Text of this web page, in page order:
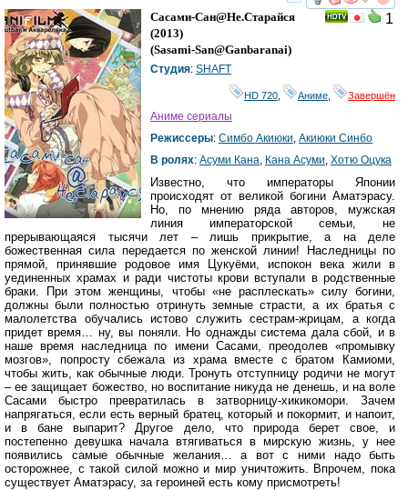
смотреть
1
Сасами-Сан@Не.старайся
(2013)
(Sasami-San@Ganbaranai)
Студия: SHAFT
HD 720 Аниме Завершён
Аниме сериалы
Режиссеры: Симбо Акиюки Акиюки Синбо
В ролях: Асуми Кана Кана Асуми Хотю Оцука
Известно, что императоры Японии
происходят от великой богини Аматэрасу.
Но, по мнению ряда авторов, мужская
линия императорской семьи, не
прерывающаяся тысячи лет – лишь прикрытие, а на деле
божественная сила передается по женской линии! Наследницы по
прямой, принявшие родовое имя Цукуёми, испокон века жили в
уединенных храмах и ради чистоты крови вступали в родственные
браки. При этом женщины, чтобы «не расплескать» силу богини,
должны были полностью отринуть земные страсти, а их братья с
малолетства обучались истово служить сестрам-жрицам, а когда
придет время… ну, вы поняли. Но однажды система дала сбой, и в
наше время наследница по имени Сасами, преодолев «промывку
мозгов», попросту сбежала из храма вместе с братом Камиоми,
чтобы жить, как обычные люди. Тронуть отступницу родичи не могут
– ее защищает божество, но воспитание никуда не денешь, и на воле
Сасами быстро превратилась в затворницу-хикикомори. Зачем
напрягаться, если есть верный братец, который и покормит, и напоит,
и в бане выпарит? Другое дело, что природа берет свое, и
постепенно девушка начала втягиваться в мирскую жизнь, у нее
появились самые обычные желания… а вот с ними надо быть
осторожнее, с такой силой можно и мир уничтожить. Впрочем, пока
существует Аматэрасу, за героиней есть кому присмотреть!